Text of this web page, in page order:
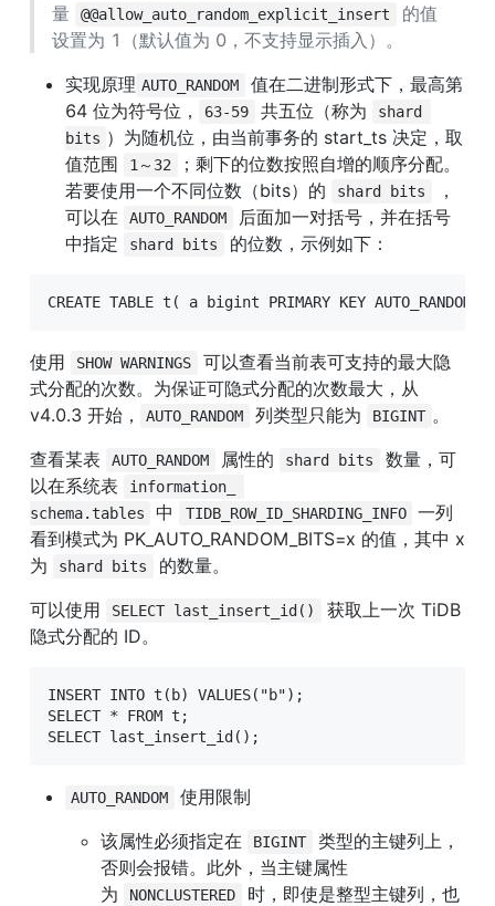
量
@@allow_auto_random_explicit_insert
的值
设置为 1（默认值为 0，不支持显示插入）。
实现原理 AUTO_RANDOM
值在二进制形式下，最高第
64 位为符号位，
63-59 共五位（称为
shard
bits ）为随机位，由当前事务的 start_ts 决定，取
值范围
1～32
；剩下的位数按照自增的顺序分配。
若要使用一个不同位数（bits）的
shard bits
，
可以在
AUTO_RANDOM
后面加一对括号，并在括号
中指定
shard bits 的位数，示例如下：
CREATE TABLE t( a bigint PRIMARY KEY
使用 SHOW WARNINGS
可以查看当前表可支持的最大隐
式分配的次数。为保证可隐式分配的次数最大，从
v4.0.3 开始，
AUTO_RANDOM 列类型只能为 BIGINT 。
查看某表
AUTO_RANDOM 属性的 shard bits
数量，可
以在系统表
information_
schema.tables
中 TIDB_ROW_ID_SHARDING_INFO
一列
看到模式为 PK_AUTO_RANDOM_BITS=x 的值，其中 x
为
shard bits
的数量。
可以使用
SELECT last_insert_id()
获取上一次 TiDB
隐式分配的 ID。
INSERT INTO t(b) VALUES("b");
SELECT * FROM t;
SELECT last_insert_id();
AUTO_RANDOM
使用限制
该属性必须指定在
BIGINT
类型的主键列上，
否则会报错。此外，当主键属性
为
NONCLUSTERED
时，即使是整型主键列，也